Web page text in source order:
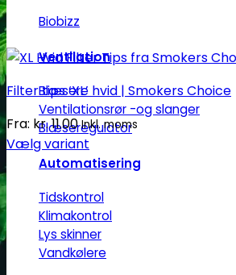
Biobizz
Ventilation
Blæsere
Ventilationsrør -og slanger
Blæseregulator
Automatisering
Tidskontrol
Klimakontrol
Lys skinner
Vandkølere
Filter tips ‘XL’ hvid | Smokers Choice
Fra: kr.11.00 Inkl. moms
Vælg variant
Dette
vare
har
flere
varianter.
Mulighederne